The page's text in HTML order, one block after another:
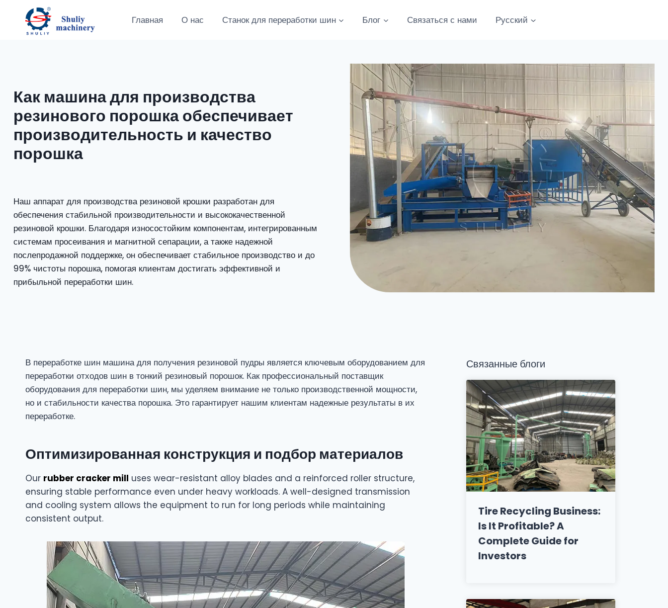
Перейти
содержимому
Главная О нас Станок для переработки шин Блог Связаться с нами Русский
Как машина для производства
резинового порошка обеспечивает
производительность и качество
порошка
Наш аппарат для производства резиновой крошки разработан для
обеспечения стабильной производительности и высококачественной
резиновой крошки. Благодаря износостойким компонентам, интегрированным
системам просеивания и магнитной сепарации, а также надежной
послепродажной поддержке, он обеспечивает стабильное производство и до
99% чистоты порошка, помогая клиентам достигать эффективной и
прибыльной переработки шин.
В переработке шин машина для получения резиновой пудры является ключевым оборудованием для
переработки отходов шин в тонкий резиновый порошок. Как профессиональный поставщик
оборудования для переработки шин, мы уделяем внимание не только производственной мощности,
но и стабильности качества порошка. Это гарантирует нашим клиентам надежные результаты в их
переработке.
Оптимизированная конструкция и подбор материалов
Our rubber cracker mill uses wear-resistant alloy blades and a reinforced roller structure,
ensuring stable performance even under heavy workloads. A well-designed transmission
and cooling system allows the equipment to run for long periods while maintaining
consistent output.
Связанные блоги
Tire Recycling Business:
Is It Profitable? A
Complete Guide for
Investors